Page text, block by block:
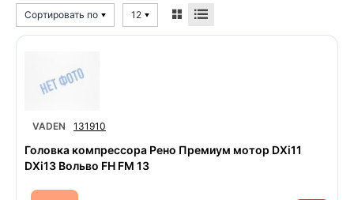
Сортировать по 12
VADEN 131910
Головка компрессора Рено Премиум мотор DXi11
DXi13 Вольво FH FM 13